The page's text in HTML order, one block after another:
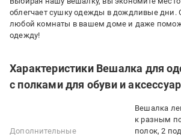
облегчает сушку одежды в дождливые дни.
любой комнаты в вашем доме и даже
одежду!
Характеристики Вешалка для
с полками для обуви и
Дополнительные
Вешалка
к разным
полок, 2